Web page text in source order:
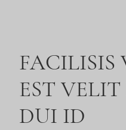
FACILISIS
EST VELIT
DUI ID